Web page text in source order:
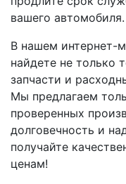
вашего автомобиля.
В нашем интернет-
найдете не только
запчасти и
Мы предлагаем
проверенных
долговечность и
получайте
ценам!